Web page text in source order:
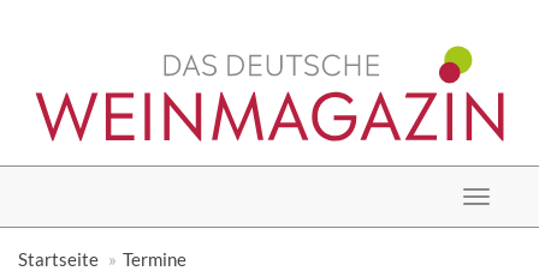
Toggle
Startseite
Termine